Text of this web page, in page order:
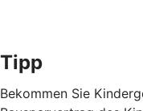
Tipp
Bekommen Sie